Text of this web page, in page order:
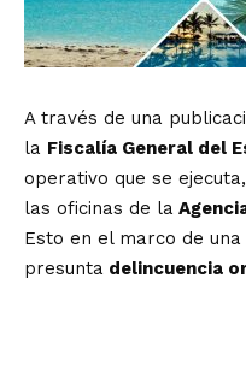
A través de una
la Fiscalía General del
operativo que se
las oficinas de la
Esto en el marco de
presunta delincuencia